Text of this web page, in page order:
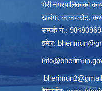
भेरी नगरपालिकाको
खलंगा, जाजरकोट,
सम्पर्क नं.:
इमेल: